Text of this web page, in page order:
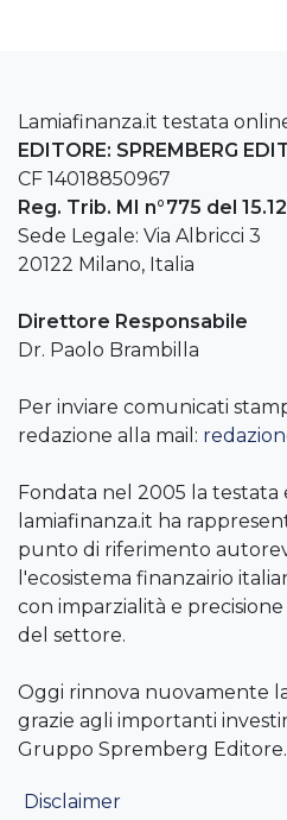
Lamiafinanza.it testata
EDITORE: SPREMBERG
CF 14018850967
Reg. Trib. MI n°775 del
Sede Legale: Via Albricci 3
20122 Milano, Italia
Direttore Responsabile
Dr. Paolo Brambilla
Per inviare comunicati
redazione alla mail:
Fondata nel 2005 la testata
lamiafinanza.it ha
punto di riferimento
l'ecosistema finanzairio
con imparzialità e
del settore.
Oggi rinnova nuovamente
grazie agli importanti
Gruppo Spremberg Editore.
Disclaimer